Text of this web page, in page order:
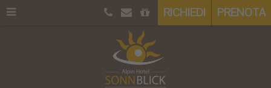
RICHIEDI PRENOTA